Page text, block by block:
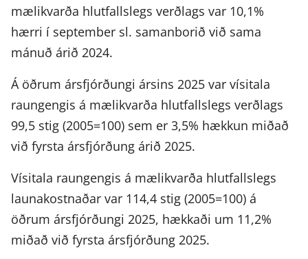
mælikvarða hlutfallslegs verðlags var 10,1%
hærri í september sl. samanborið við sama
mánuð árið 2024.
Á öðrum ársfjórðungi ársins 2025 var vísitala
raungengis á mælikvarða hlutfallslegs verðlags
99,5 stig (2005=100) sem er 3,5% hækkun miðað
við fyrsta ársfjórðung árið 2025.
Vísitala raungengis á mælikvarða hlutfallslegs
launakostnaðar var 114,4 stig (2005=100) á
öðrum ársfjórðungi 2025, hækkaði um 11,2%
miðað við fyrsta ársfjórðung 2025.